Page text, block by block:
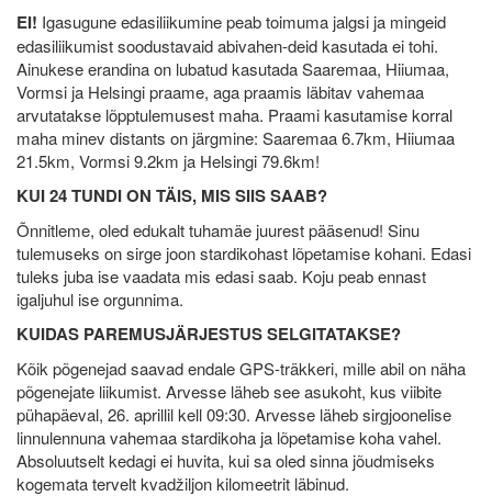
EI! Igasugune edasiliikumine peab toimuma jalgsi ja mingeid
edasiliikumist soodustavaid abivahen-deid kasutada ei tohi.
Ainukese erandina on lubatud kasutada Saaremaa, Hiiumaa,
Vormsi ja Helsingi praame, aga praamis läbitav vahemaa
arvutatakse lõpptulemusest maha. Praami kasutamise korral
maha minev distants on järgmine: Saaremaa 6.7km, Hiiumaa
21.5km, Vormsi 9.2km ja Helsingi 79.6km!
KUI 24 TUNDI ON TÄIS, MIS SIIS SAAB?
Õnnitleme, oled edukalt tuhamäe juurest pääsenud! Sinu
tulemuseks on sirge joon stardikohast lõpetamise kohani. Edasi
tuleks juba ise vaadata mis edasi saab. Koju peab ennast
igaljuhul ise orgunnima.
KUIDAS PAREMUSJÄRJESTUS SELGITATAKSE?
Kõik põgenejad saavad endale GPS-träkkeri, mille abil on näha
põgenejate liikumist. Arvesse läheb see asukoht, kus viibite
pühapäeval, 26. aprillil kell 09:30. Arvesse läheb sirgjoonelise
linnulennuna vahemaa stardikoha ja lõpetamise koha vahel.
Absoluutselt kedagi ei huvita, kui sa oled sinna jõudmiseks
kogemata tervelt kvadžiljon kilomeetrit läbinud.